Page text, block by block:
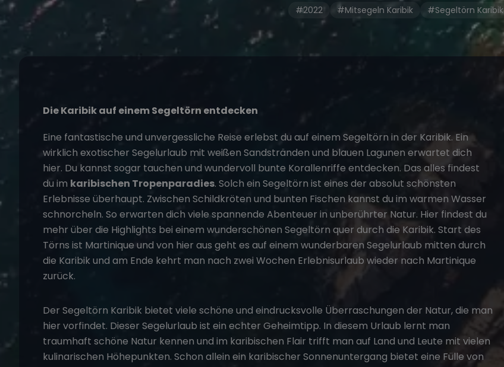
#2022 #Mitsegeln Karibik #Segeltörn Karibik
Die Karibik auf einem Segeltörn entdecken
Eine fantastische und unvergessliche Reise erlebst du auf einem Segeltörn in der Karibik. Ein
wirklich exotischer Segelurlaub mit weißen Sandstränden und blauen Lagunen erwartet dich
hier. Du kannst sogar tauchen und wundervoll bunte Korallenriffe entdecken. Das alles findest
du im karibischen Tropenparadies. Solch ein Segeltörn ist eines der absolut schönsten
Erlebnisse überhaupt. Zwischen Schildkröten und bunten Fischen kannst du im warmen Wasser
schnorcheln. So erwarten dich viele spannende Abenteuer in unberührter Natur. Hier findest du
mehr über die Highlights bei einem wunderschönen Segeltörn quer durch die Karibik. Start des
Törns ist Martinique und von hier aus geht es auf einem wunderbaren Segelurlaub mitten durch
die Karibik und am Ende kehrt man nach zwei Wochen Erlebnisurlaub wieder nach Martinique
zurück.
Der Segeltörn Karibik bietet viele schöne und eindrucksvolle Überraschungen der Natur, die man
hier vorfindet. Dieser Segelurlaub ist ein echter Geheimtipp. In diesem Urlaub lernt man
traumhaft schöne Natur kennen und im karibischen Flair trifft man auf Land und Leute mit vielen
kulinarischen Höhepunkten. Schon allein ein karibischer Sonnenuntergang bietet eine Fülle von